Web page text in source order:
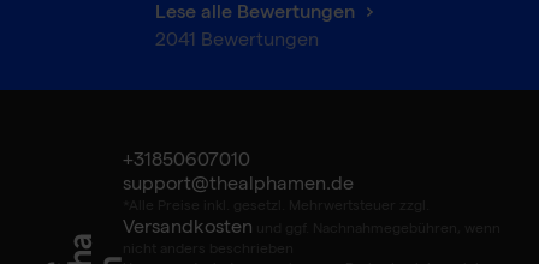
Lese alle Bewertungen
2041 Bewertungen
+31850607010
support@thealphamen.de
Versandkosten